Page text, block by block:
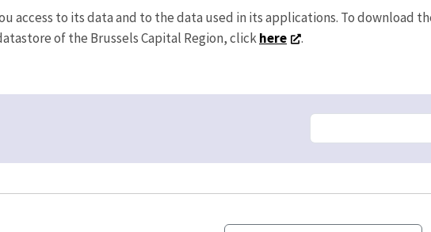
access to its data and to the data used in its applications. To download
of the Brussels Capital Region, clickhere .